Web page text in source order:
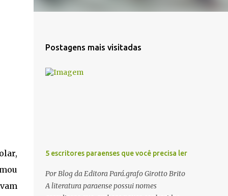
Postagens mais visitadas
5 escritores paraenses que você precisa ler
Por Blog da Editora Pará.grafo Girotto Brito
A literatura paraense possui nomes